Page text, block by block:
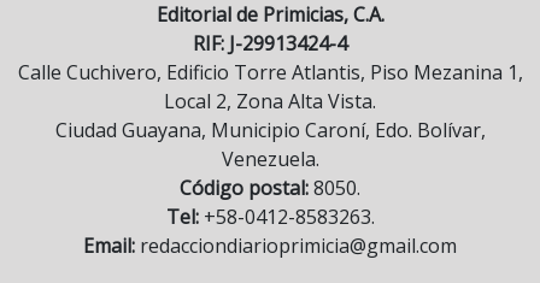
Editorial de Primicias, C.A.
RIF: J-29913424-4
Calle Cuchivero, Edificio Torre Atlantis, Piso Mezanina 1,
Local 2, Zona Alta Vista.
Ciudad Guayana, Municipio Caroní, Edo. Bolívar,
Venezuela.
Código postal:8050.
Tel:+58-0412-8583263.
Email: redacciondiarioprimicia@gmail.com